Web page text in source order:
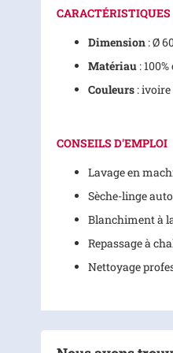
CARACTÉRISTIQUES
Dimension : Ø
Matériau :
Couleurs :
CONSEILS D'EMPLOI
Lavage en
Sèche-linge
Blanchiment à
Repassage à
Nettoyage